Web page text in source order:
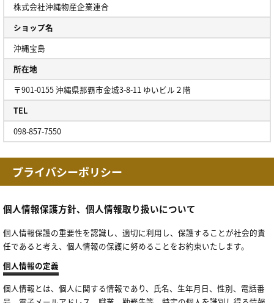
株式会社沖縄物産企業連合
ショップ名
沖縄宝島
所在地
〒901-0155 沖縄県那覇市金城3-8-11 ゆいビル２階
TEL
098-857-7550
プライバシーポリシー
個人情報保護方針、個人情報取り扱いについて
個人情報保護の重要性を認識し、適切に利用し、保護することが社会的責
任であると考え、個人情報の保護に努めることをお約束いたします。
個人情報の定義
個人情報とは、個人に関する情報であり、氏名、生年月日、性別、電話番